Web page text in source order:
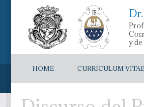
y
HOME CURRICULUM VITAE